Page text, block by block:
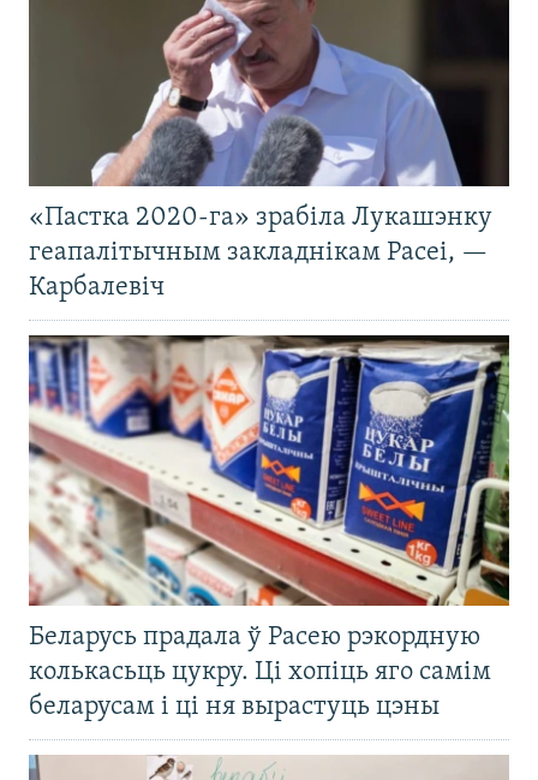
«Пастка 2020-га» зрабіла Лукашэнку
геапалітычным закладнікам Расеі, —
Карбалевіч
Беларусь прадала ў Расею рэкордную
колькасьць цукру. Ці хопіць яго самім
беларусам і ці ня вырастуць цэны